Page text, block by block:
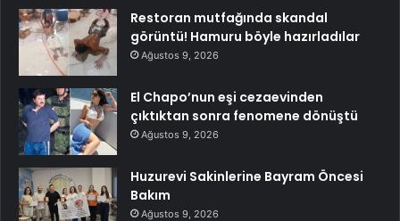
Restoran mutfağında skandal
görüntü! Hamuru böyle hazırladılar
Ağustos 9, 2026
El Chapo’nun eşi cezaevinden
çıktıktan sonra fenomene dönüştü
Ağustos 9, 2026
Huzurevi Sakinlerine Bayram Öncesi
Bakım
Ağustos 9, 2026